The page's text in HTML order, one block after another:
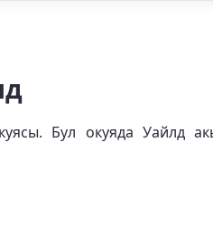
Бул окуяда Уайлд